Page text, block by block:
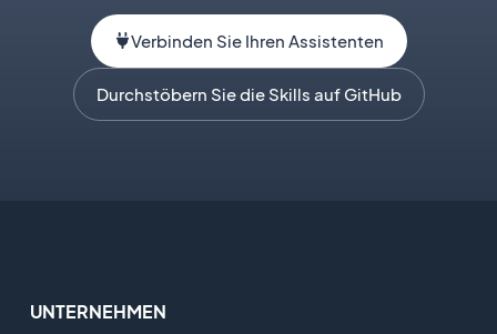
Verbinden Sie Ihren Assistenten
Durchstöbern Sie die Skills auf GitHub
UNTERNEHMEN